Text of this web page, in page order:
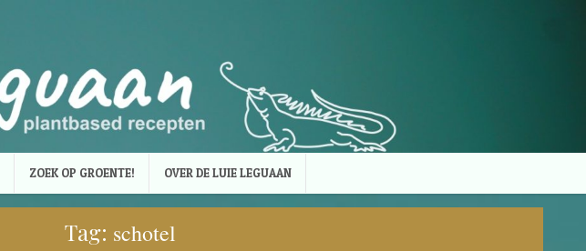
ZOEK OP GROENTE! OVER DE LUIE LEGUAAN
Tag: schotel